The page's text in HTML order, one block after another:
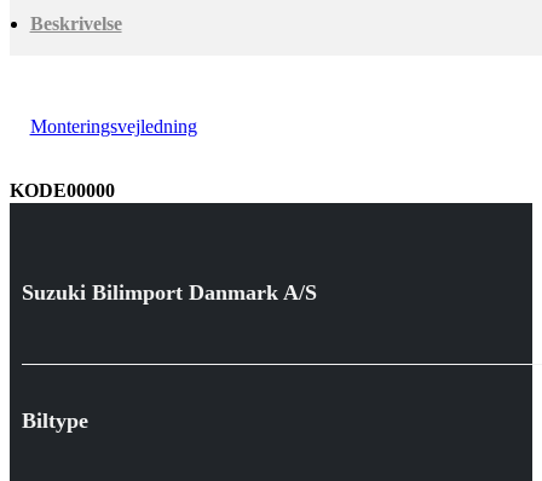
Beskrivelse
Monteringsvejledning
KODE00000
Suzuki Bilimport Danmark A/S
Biltype